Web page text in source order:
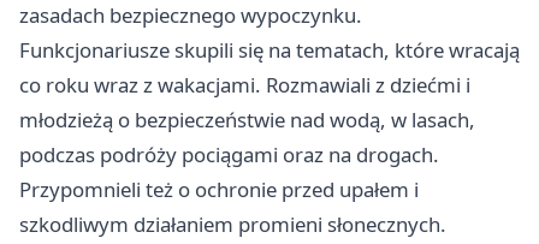
zasadach bezpiecznego wypoczynku.
Funkcjonariusze skupili się na tematach, które wracają
co roku wraz z wakacjami. Rozmawiali z dziećmi i
młodzieżą o bezpieczeństwie nad wodą, w lasach,
podczas podróży pociągami oraz na drogach.
Przypomnieli też o ochronie przed upałem i
szkodliwym działaniem promieni słonecznych.